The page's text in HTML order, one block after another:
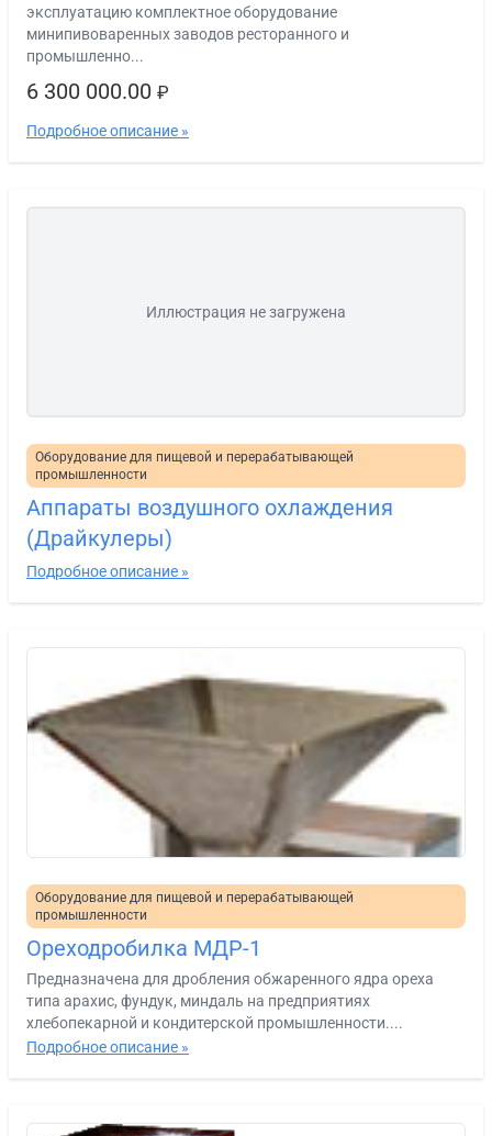
эксплуатацию комплектное оборудование
минипивоваренных заводов ресторанного и
промышленно...
6 300 000.00 ₽
Подробное описание »
Иллюстрация не загружена
Оборудование для пищевой и перерабатывающей
промышленности
Аппараты воздушного охлаждения
(Драйкулеры)
Подробное описание »
Оборудование для пищевой и перерабатывающей
промышленности
Ореходробилка МДР-1
Предназначена для дробления обжаренного ядра ореха
типа арахис, фундук, миндаль на предприятиях
хлебопекарной и кондитерской промышленности....
Подробное описание »